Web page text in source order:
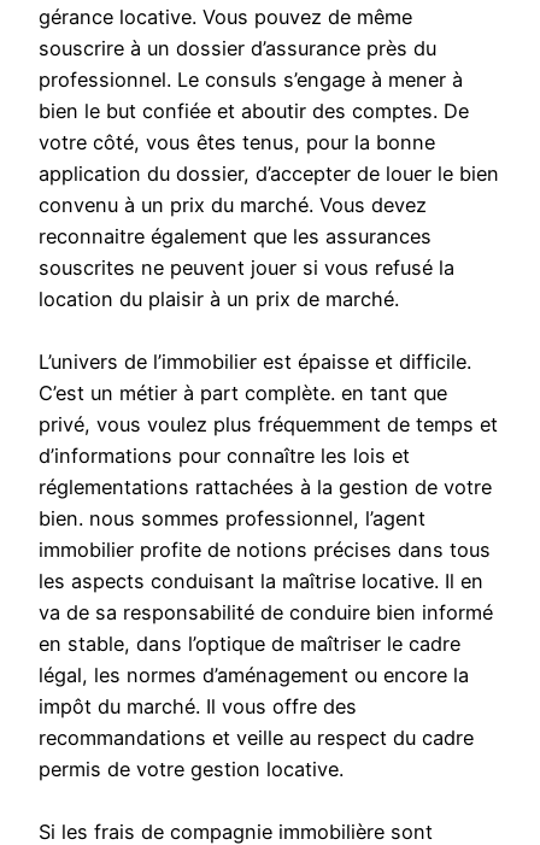
gérance locative. Vous pouvez de même
souscrire à un dossier d’assurance près du
professionnel. Le consuls s’engage à mener à
bien le but confiée et aboutir des comptes. De
votre côté, vous êtes tenus, pour la bonne
application du dossier, d’accepter de louer le bien
convenu à un prix du marché. Vous devez
reconnaitre également que les assurances
souscrites ne peuvent jouer si vous refusé la
location du plaisir à un prix de marché.
L’univers de l’immobilier est épaisse et difficile.
C’est un métier à part complète. en tant que
privé, vous voulez plus fréquemment de temps et
d’informations pour connaître les lois et
réglementations rattachées à la gestion de votre
bien. nous sommes professionnel, l’agent
immobilier profite de notions précises dans tous
les aspects conduisant la maîtrise locative. Il en
va de sa responsabilité de conduire bien informé
en stable, dans l’optique de maîtriser le cadre
légal, les normes d’aménagement ou encore la
impôt du marché. Il vous offre des
recommandations et veille au respect du cadre
permis de votre gestion locative.
Si les frais de compagnie immobilière sont